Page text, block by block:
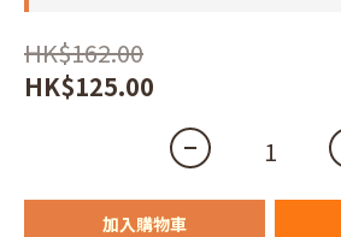
HK$162.00
HK$125.00
加入購物車